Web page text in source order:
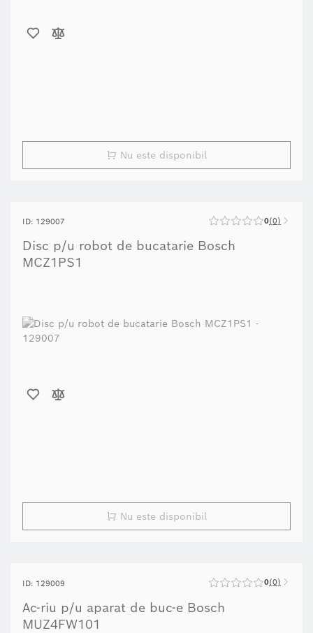
Nu este disponibil
ID: 129007 0 0
Disc p/u robot de bucatarie Bosch
MCZ1PS1
Nu este disponibil
ID: 129009 0 0
Ac-riu p/u aparat de buc-e Bosch
MUZ4FW101